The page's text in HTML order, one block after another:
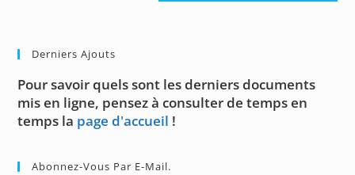
Derniers Ajouts
Pour savoir quels sont les derniers documents
mis en ligne, pensez à consulter de temps en
temps la page d'accueil !
Abonnez-Vous Par E-Mail.